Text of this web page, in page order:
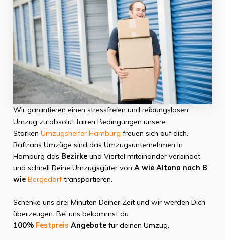
Wir garantieren einen stressfreien und reibungslosen
Umzug zu absolut fairen Bedingungen unsere
Starken Umzugshelfer Hamburg freuen sich auf dich.
Raftrans Umzüge sind das Umzugsunternehmen in
Hamburg das Bezirke und Viertel miteinander verbindet
und schnell Deine Umzugsgüter von A wie Altona nach B
wie Bergedorf transportieren.
Schenke uns drei Minuten Deiner Zeit und wir werden Dich
überzeugen. Bei uns bekommst du
100% Festpreis Angebotefür deinen Umzug.